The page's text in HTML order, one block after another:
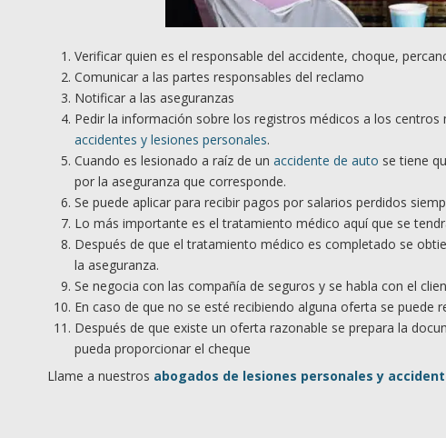
Verificar quien es el responsable del accidente, choque,
Comunicar a las partes responsables del reclamo
Notificar a las aseguranzas
Pedir la información sobre los registros médicos a los
accidentes y lesiones personales.
Cuando es lesionado a raíz de un accidente de auto se tiene
por la aseguranza que corresponde.
Se puede aplicar para recibir pagos por salarios perdidos
Lo más importante es el tratamiento médico aquí que se
Después de que el tratamiento médico es completado se
la aseguranza.
Se negocia con las compañía de seguros y se habla con el
En caso de que no se esté recibiendo alguna oferta se puede
Después de que existe un oferta razonable se prepara la
pueda proporcionar el cheque
Llame a nuestros abogados de lesiones personales y